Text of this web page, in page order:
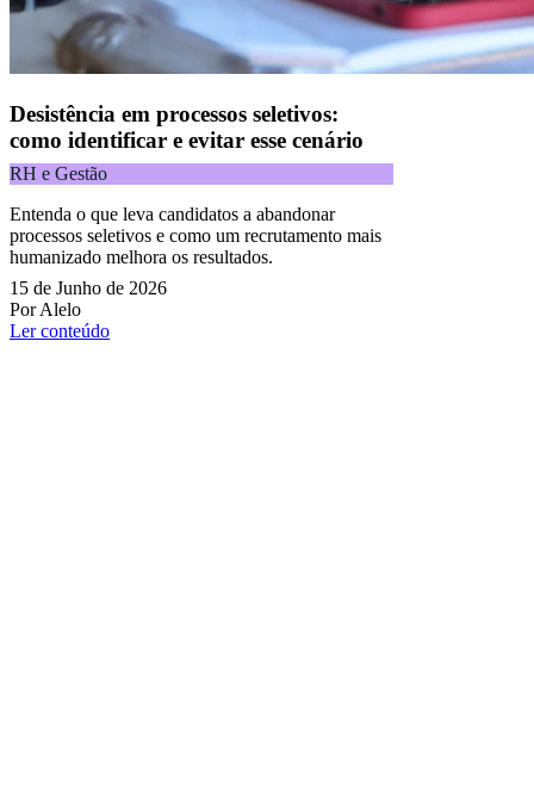
Desistência em processos seletivos:
como identificar e evitar esse cenário
RH e Gestão
Entenda o que leva candidatos a abandonar
processos seletivos e como um recrutamento mais
humanizado melhora os resultados.
15 de Junho de 2026
Por Alelo
Ler conteúdo